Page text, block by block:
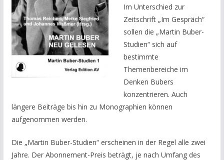
Im Unterschied zur
Zeitschrift „Im Gespräch“
sollen die „Martin Buber-
Studien“ sich auf
bestimmte
Themenbereiche im
Denken Bubers
konzentrieren. Auch
längere Beiträge bis hin zu Monographien können
aufgenommen werden.
Die „Martin Buber-Studien“ erscheinen in der Regel alle zwei
Jahre. Der Abonnement-Preis beträgt, je nach Umfang des